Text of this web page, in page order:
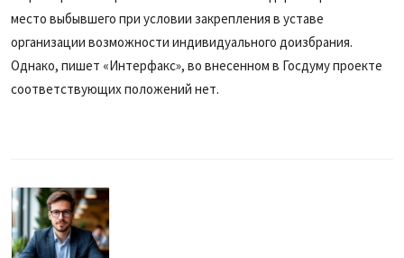
место выбывшего при условии закрепления в уставе
организации возможности индивидуального доизбрания.
Однако, пишет «Интерфакс», во внесенном в Госдуму проекте
соответствующих положений нет.